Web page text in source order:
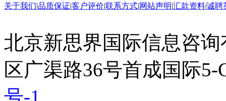
关于我们|品质保证|客户评价|联系方式|网站声明|汇款资料|诚聘
北京新思界国际信息咨
区广渠路36号首成国际
号-1